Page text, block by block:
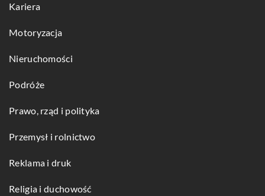
Kariera
Motoryzacja
Nieruchomości
Podróże
Prawo, rząd i polityka
Przemysł i rolnictwo
Reklama i druk
Religia i duchowość